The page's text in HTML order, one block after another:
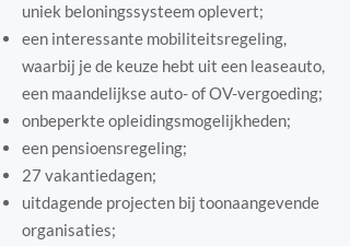
uniek beloningssysteem oplevert;
een interessante mobiliteitsregeling,
waarbij je de keuze hebt uit een leaseauto,
een maandelijkse auto- of OV-vergoeding;
onbeperkte opleidingsmogelijkheden;
een pensioensregeling;
27 vakantiedagen;
uitdagende projecten bij toonaangevende
organisaties;